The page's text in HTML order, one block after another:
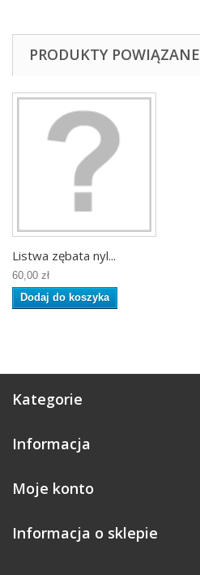
PRODUKTY POWIĄZANE
Listwa zębata nyl...
60,00 zł
Dodaj do koszyka
Kategorie
Informacja
Moje konto
Informacja o sklepie